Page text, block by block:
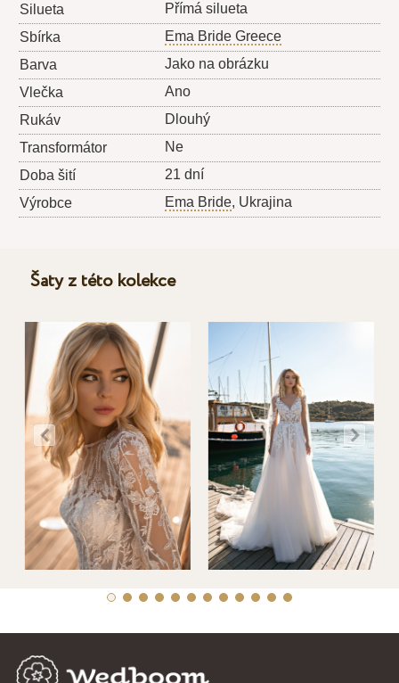
Silueta
Přímá silueta
Sbírka
Ema Bride Greece
Barva
Jako na obrázku
Vlečka
Ano
Rukáv
Dlouhý
Transformátor
Ne
Doba šití
21 dní
Výrobce
Ema Bride, Ukrajina
Šaty z této kolekce